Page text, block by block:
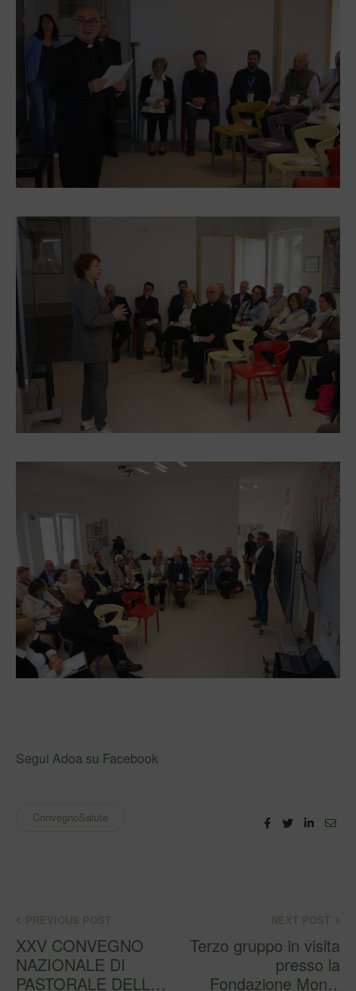
Segui Adoa su Facebook
ConvegnoSalute FacebookTwitter
XXV CONVEGNO
NAZIONALE DI
PASTORALE DELLA
Terzo gruppo in visita
presso la
Fondazione Mons.